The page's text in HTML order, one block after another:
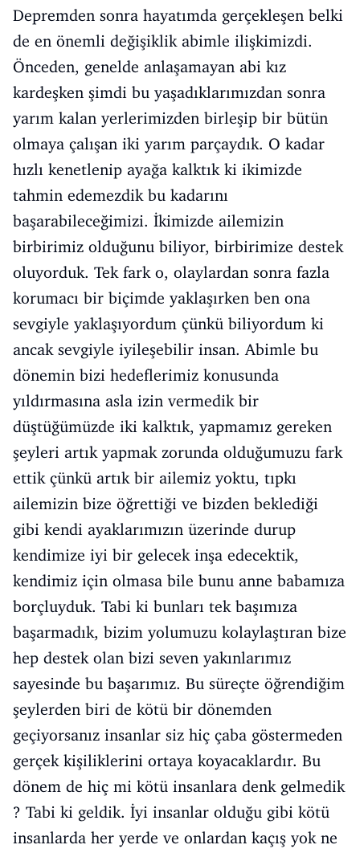
Depremden sonra hayatımda gerçekleşen belki
de en önemli değişiklik abimle ilişkimizdi.
Önceden, genelde anlaşamayan abi kız
kardeşken şimdi bu yaşadıklarımızdan sonra
yarım kalan yerlerimizden birleşip bir bütün
olmaya çalışan iki yarım parçaydık. O kadar
hızlı kenetlenip ayağa kalktık ki ikimizde
tahmin edemezdik bu kadarını
başarabileceğimizi. İkimizde ailemizin
birbirimiz olduğunu biliyor, birbirimize destek
oluyorduk. Tek fark o, olaylardan sonra fazla
korumacı bir biçimde yaklaşırken ben ona
sevgiyle yaklaşıyordum çünkü biliyordum ki
ancak sevgiyle iyileşebilir insan. Abimle bu
dönemin bizi hedeflerimiz konusunda
yıldırmasına asla izin vermedik bir
düştüğümüzde iki kalktık, yapmamız gereken
şeyleri artık yapmak zorunda olduğumuzu fark
ettik çünkü artık bir ailemiz yoktu, tıpkı
ailemizin bize öğrettiği ve bizden beklediği
gibi kendi ayaklarımızın üzerinde durup
kendimize iyi bir gelecek inşa edecektik,
kendimiz için olmasa bile bunu anne babamıza
borçluyduk. Tabi ki bunları tek başımıza
başarmadık, bizim yolumuzu kolaylaştıran bize
hep destek olan bizi seven yakınlarımız
sayesinde bu başarımız. Bu süreçte öğrendiğim
şeylerden biri de kötü bir dönemden
geçiyorsanız insanlar siz hiç çaba göstermeden
gerçek kişiliklerini ortaya koyacaklardır. Bu
dönem de hiç mi kötü insanlara denk gelmedik
? Tabi ki geldik. İyi insanlar olduğu gibi kötü
insanlarda her yerde ve onlardan kaçış yok ne